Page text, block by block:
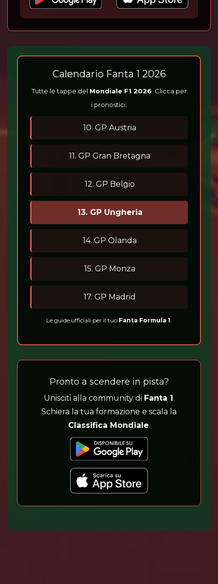
Calendario Fanta 1 2026
Tutte le tappe del Mondiale F1 2026. Clicca per
i pronostici:
10. GP Austria
11. GP Gran Bretagna
12. GP Belgio
13. GP Ungheria
14. GP Olanda
15. GP Monza
17. GP Madrid
Le guide ufficiali per il tuo Fanta Formula 1.
Pronto a scendere in pista?
Unisciti alla community di Fanta 1 .
Schiera la tua formazione e scala la
Classifica Mondiale.